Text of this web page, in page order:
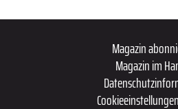
Magazin
Magazin im